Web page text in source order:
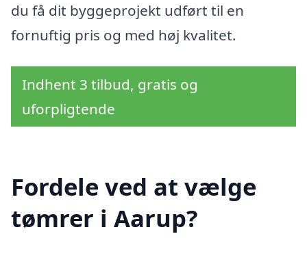
du få dit byggeprojekt udført til en
fornuftig pris og med høj kvalitet.
Indhent 3 tilbud, gratis og
uforpligtende
Fordele ved at vælge
tømrer i Aarup?